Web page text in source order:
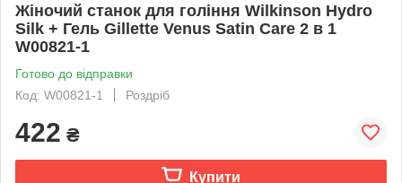
Жіночий станок для гоління Wilkinson Hydro
Silk + Гель Gillette Venus Satin Care 2 в 1
W00821-1
Готово до відправки
Код: W00821-1
Роздріб
422 ₴
Купити